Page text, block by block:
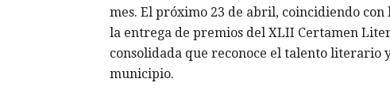
mes. El próximo 23 de abril, coincidiendo
la entrega de premios del XLII Certamen
consolidada que reconoce el talento literario
municipio.